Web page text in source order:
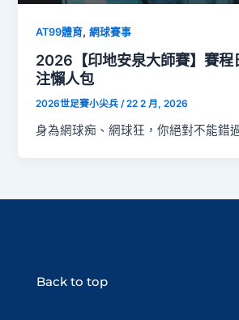
AT99體育,網球賽事
2026【印地安泉大師賽】賽程
注懶人包
2026世足賽小尖兵/22 2 月, 2026
身為網球痴、網球狂，你絕對不能錯
Back to top